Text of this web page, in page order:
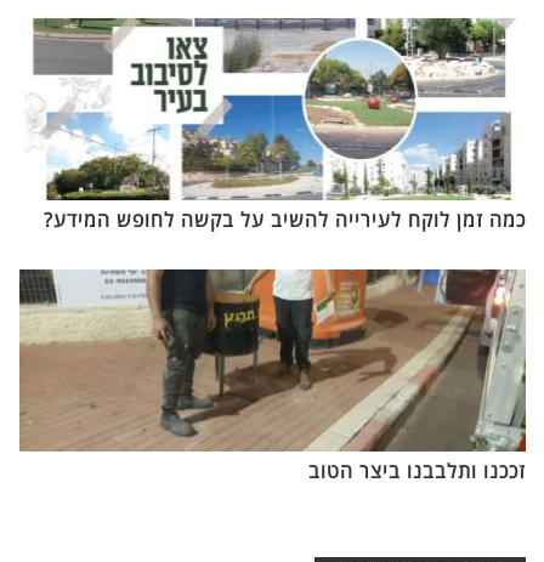
כמה זמן לוקח לעירייה להשיב על בקשה לחופש המידע?
זככנו ותלבבנו ביצר הטוב